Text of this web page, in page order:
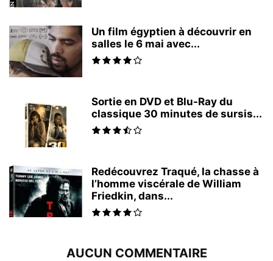
Un film égyptien à découvrir en
salles le 6 mai avec...
Sortie en DVD et Blu-Ray du
classique 30 minutes de sursis...
Redécouvrez Traqué, la chasse à
l’homme viscérale de William
Friedkin, dans...
AUCUN COMMENTAIRE